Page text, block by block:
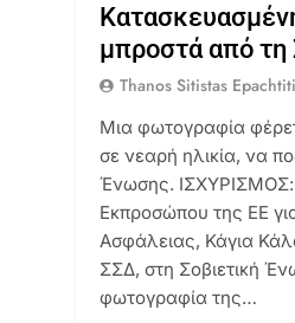
μπροστά από τη
Thanos Sitistas
Μια φωτογραφία
σε νεαρή ηλικία, να
Ένωσης. ΙΣΧΥΡΙΣΜΟΣ:
Εκπροσώπου της ΕΕ
Ασφάλειας, Κάγια
ΣΣΔ, στη Σοβιετική
φωτογραφία της…